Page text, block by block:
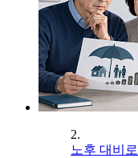
2.
노후 대비